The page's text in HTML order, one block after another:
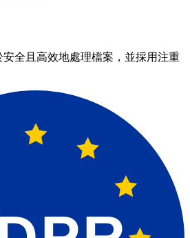
全且高效地處理檔案，並採用注重